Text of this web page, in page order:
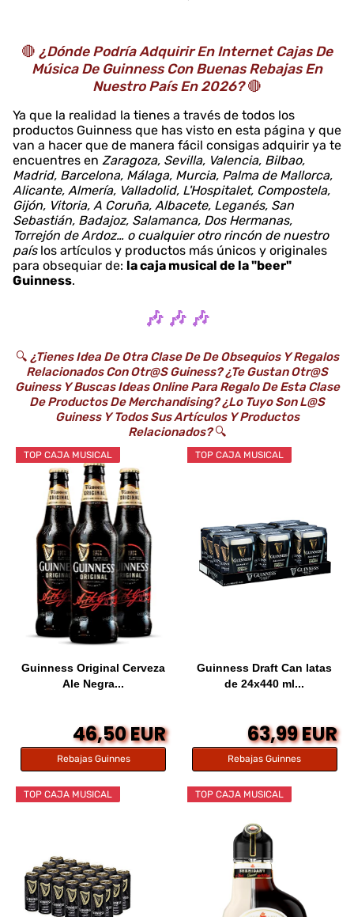
🔴 ¿Dónde Podría Adquirir En Internet Cajas De
Música De Guinness Con Buenas Rebajas En
Nuestro País En 2026?🔴
Ya que la realidad la tienes a través de todos los
productos Guinness que has visto en esta página y que
van a hacer que de manera fácil consigas adquirir ya te
encuentres en Zaragoza, Sevilla, Valencia, Bilbao,
Madrid, Barcelona, Málaga, Murcia, Palma de Mallorca,
Alicante, Almería, Valladolid, L'Hospitalet, Compostela,
Gijón, Vitoria, A Coruña, Albacete, Leganés, San
Sebastián, Badajoz, Salamanca, Dos Hermanas,
Torrejón de Ardoz… o cualquier otro rincón de nuestro
paíslos artículos y productos más únicos y originales
para obsequiar de: la caja musical de la "beer"
Guinness.
🎶 🎶 🎶
🔍 ¿Tienes Idea De Otra Clase De De Obsequios Y Regalos
Relacionados Con Otr@s Guiness? ¿Te Gustan Otr@s
Guiness Y Buscas Ideas Online Para Regalo De Esta Clase
De Productos De Merchandising? ¿Lo Tuyo Son L@s
Guiness Y Todos Sus Artículos Y Productos
Relacionados?🔍
TOP CAJA MUSICAL
Guinness Original Cerveza
Ale Negra...
46,50 EUR
Rebajas Guinnes
TOP CAJA MUSICAL
Guinness Draft Can latas
de 24x440 ml...
63,99 EUR
Rebajas Guinnes
TOP CAJA MUSICAL TOP CAJA MUSICAL